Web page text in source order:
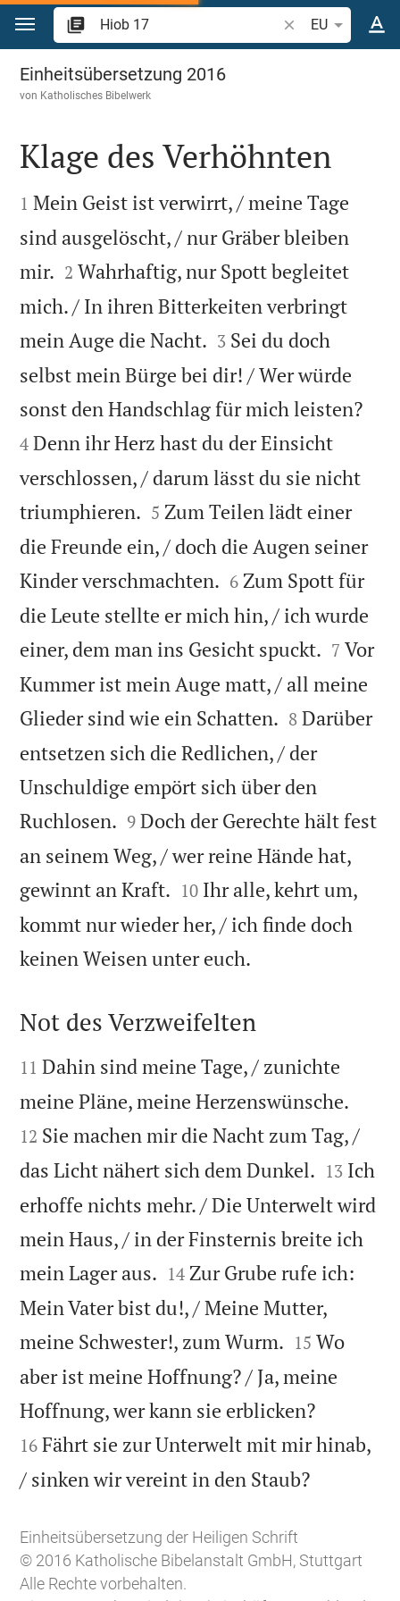
Zum Inhalt springen
Bibelstelle oder
EU
Hiob 17
Einheitsübersetzung 2016
von Katholisches Bibelwerk

Klage des Verhöhnten

1 Mein Geist ist verwirrt, / meine Tage
sind ausgelöscht, / nur Gräber bleiben
mir. 

2 Wahrhaftig, nur Spott begleitet
mich. / In ihren Bitterkeiten verbringt
mein Auge die Nacht. 

3 Sei du doch
selbst mein Bürge bei dir! / Wer würde
sonst den Handschlag für mich leisten?
4 Denn ihr Herz hast du der Einsicht
verschlossen, / darum lässt du sie nicht
triumphieren. 

5 Zum Teilen lädt einer
die Freunde ein, / doch die Augen seiner
Kinder verschmachten. 

6 Zum Spott für
die Leute stellte er mich hin, / ich wurde
einer, dem man ins Gesicht spuckt. 

7 Vor
Kummer ist mein Auge matt, / all meine
Glieder sind wie ein Schatten. 

8 Darüber
entsetzen sich die Redlichen, / der
Unschuldige empört sich über den
Ruchlosen. 

9 Doch der Gerechte hält fest
an seinem Weg, / wer reine Hände hat,
gewinnt an Kraft. 

10 Ihr alle, kehrt um,
kommt nur wieder her, / ich finde doch
keinen Weisen unter euch.

Not des Verzweifelten

11 Dahin sind meine Tage, / zunichte
meine Pläne, meine Herzenswünsche.
12 Sie machen mir die Nacht zum Tag, /
das Licht nähert sich dem Dunkel. 

13 Ich
erhoffe nichts mehr. / Die Unterwelt wird
mein Haus, / in der Finsternis breite ich
mein Lager aus. 

14 Zur Grube rufe ich:
Mein Vater bist du!, / Meine Mutter,
meine Schwester!, zum Wurm. 

15 Wo
aber ist meine Hoffnung? / Ja, meine
Hoffnung, wer kann sie erblicken?
16 Fährt sie zur Unterwelt mit mir hinab,
/ sinken wir vereint in den Staub?
Einheitsübersetzung der Heiligen Schrift
© 2016 Katholische Bibelanstalt GmbH, Stuttgart
Alle Rechte vorbehalten.